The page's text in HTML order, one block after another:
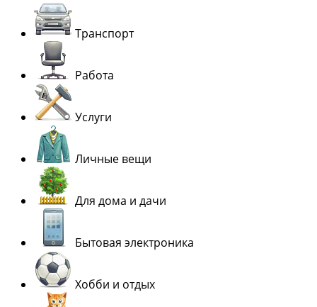
Транспорт
Работа
Услуги
Личные вещи
Для дома и дачи
Бытовая электроника
Хобби и отдых